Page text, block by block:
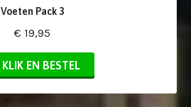
Voeten Pack 3
€ 19,95
KLIK EN BESTEL